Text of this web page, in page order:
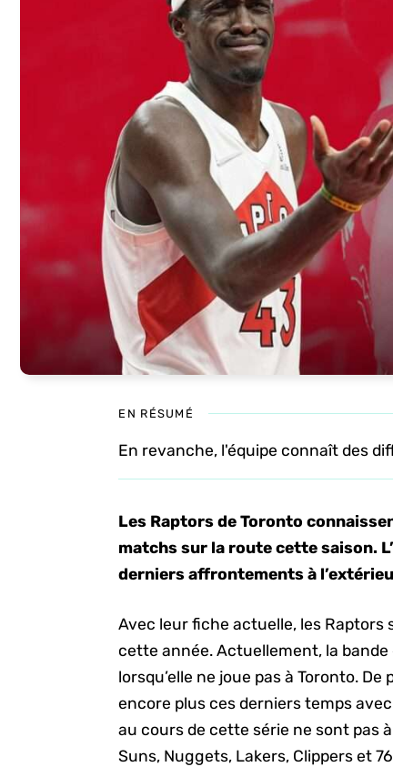
EN RÉSUMÉ
En revanche, l'équipe connaît des
Les Raptors de Toronto
matchs sur la route cette saison.
derniers affrontements à
Avec leur fiche actuelle, les Raptors
cette année. Actuellement, la bande
lorsqu’elle ne joue pas à Toronto.
encore plus ces derniers temps
au cours de cette série ne sont pas
Suns, Nuggets, Lakers, Clippers et